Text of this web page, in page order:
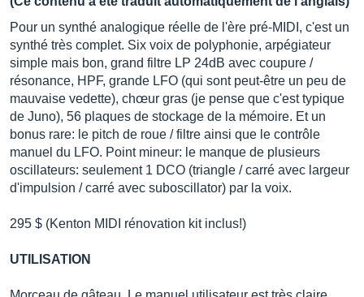
Pour un synthé analogique réelle de l'ère pré-MIDI, c'est un
synthé très complet. Six voix de polyphonie, arpégiateur
simple mais bon, grand filtre LP 24dB avec coupure /
résonance, HPF, grande LFO (qui sont peut-être un peu de
mauvaise vedette), chœur gras (je pense que c'est typique
de Juno), 56 plaques de stockage de la mémoire. Et un
bonus rare: le pitch de roue / filtre ainsi que le contrôle
manuel du LFO. Point mineur: le manque de plusieurs
oscillateurs: seulement 1 DCO (triangle / carré avec largeur
d'impulsion / carré avec suboscillator) par la voix.
295 $ (Kenton MIDI rénovation kit inclus!)
UTILISATION